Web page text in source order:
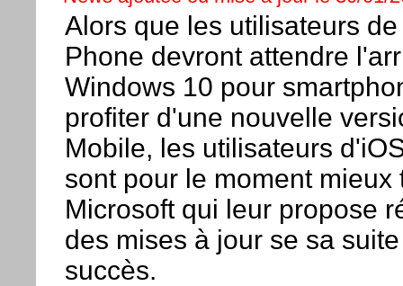
Alors que les utilisateurs
Phone devront attendre
Windows 10 pour
profiter d'une nouvelle
Mobile, les utilisateurs
sont pour le moment mieux
Microsoft qui leur propose
des mises à jour se sa
succès.